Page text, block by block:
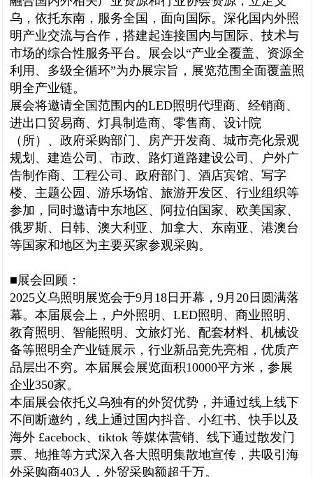
乌，依托东南，服务全国，面向国际。深化国内外照
明产业交流与合作，搭建起连接国内与国际、技术与
市场的综合性服务平台。展会以“产业全覆盖、资源全
利用、多级全循环”为办展宗旨，展览范围全面覆盖照
明全产业链。
展会将邀请全国范围内的LED照明代理商、经销商、
进出口贸易商、灯具制造商、零售商、设计院
（所）、政府采购部门、房产开发商、城市亮化景观
规划、建造公司、市政、路灯道路建设公司、户外广
告制作商、工程公司、政府部门、酒店宾馆、写字
楼、主题公园、游乐场馆、旅游开发区、行业组织等
参加，同时邀请中东地区、阿拉伯国家、欧美国家、
俄罗斯、日韩、澳大利亚、加拿大、东南亚、港澳台
等国家和地区为主要买家参观采购。
■展会回顾：
2025义乌照明展览会于9月18日开幕，9月20日圆满落
幕。本届展会上，户外照明、LED照明、商业照明、
教育照明、智能照明、文旅灯光、配套材料、机械设
备等照明全产业链展示，行业新品竞先亮相，优质产
品层出不穷。本届展会展览面积10000平方米，参展
企业350家。
本届展会依托义乌独有的外贸优势，并通过线上线下
不间断邀约，线上通过国内抖音、小红书、快手以及
海外 £acebock、tiktok 等媒体营销、线下通过散发门
票、地推等方式深入各大照明集散地宣传，共吸引海
外采购商403人，外贸采购额超千万。